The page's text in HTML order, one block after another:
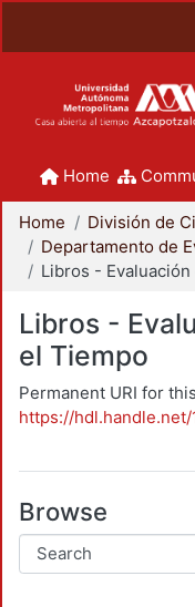
Home
Home
Libros -
el Tiempo
Permanent URI for
https://hdl.handle.net/
Browse